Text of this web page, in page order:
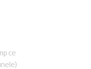
ce